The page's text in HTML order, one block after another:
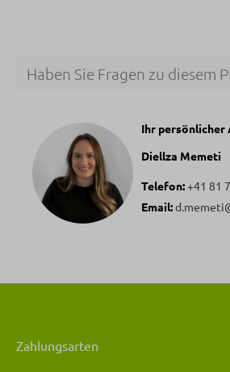
Haben Sie Fragen zu diesem
Ihr persönlicher
Diellza Memeti
Telefon:+41 81
Email:
Zahlungsarten